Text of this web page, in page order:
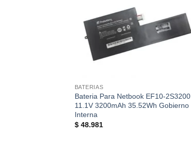
BATERIAS
Bateria Para Netbook EF10-2S3200
11.1V 3200mAh 35.52Wh Gobierno
Interna
$48.981